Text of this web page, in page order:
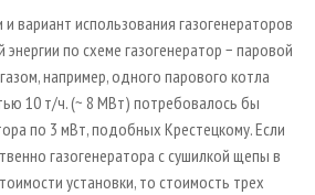
вариант использования газогенераторов
по схеме газогенератор − паровой
например, одного парового котла
10 т/ч. (~ 8 МВт) потребовалось бы
по 3 мВт, подобных Крестецкому. Если
газогенератора с сушилкой щепы в
установки, то стоимость трех